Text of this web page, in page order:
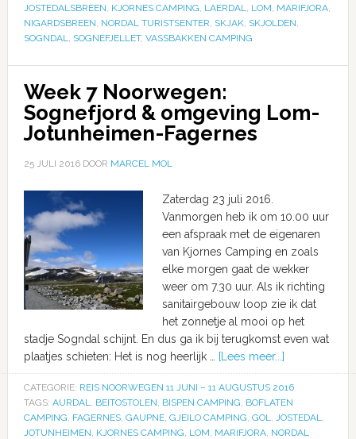
JOSTEDALSBREEN, KJORNES CAMPING, LAERDAL, LOM, MARIFJORA,
NIGARDSBREEN, NORDAL TURISTSENTER, SKJAK, SKJOLDEN,
SOGNDAL, SOGNEFJELLET, VASSBAKKEN CAMPING
Week 7 Noorwegen:
Sognefjord & omgeving Lom-
Jotunheimen-Fagernes
25 JULI 2016DOOR MARCEL MOL
Zaterdag 23 juli 2016.
Vanmorgen heb ik om 10.00 uur
een afspraak met de eigenaren
van Kjornes Camping en zoals
elke morgen gaat de wekker
weer om 7.30 uur. Als ik richting
sanitairgebouw loop zie ik dat
het zonnetje al mooi op het
stadje Sogndal schijnt. En dus ga ik bij terugkomst even wat
plaatjes schieten: Het is nog heerlijk …
[Lees meer...]
CATEGORIE: REIS NOORWEGEN 11 JUNI – 11 AUGUSTUS 2016
TAGS: AURDAL, BEITOSTOLEN, BISPEN CAMPING, BOFLATEN
CAMPING, FAGERNES, GAUPNE, GJEILO CAMPING, GOL, JOSTEDAL,
JOTUNHEIMEN, KJORNES CAMPING, LOM, MARIFJORA, NORDAL